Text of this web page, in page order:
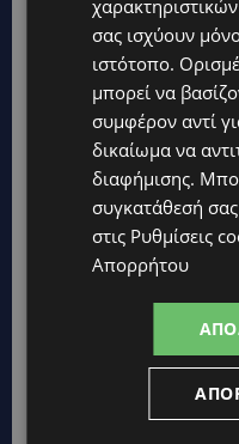
UPDATES
ΦΩΤΟ: Αγνοείται
Αστυνομίας για
σας ισχύουν
ιστότοπο.
μπορεί να
συμφέρον αντί
δικαίωμα να
διαφήμισης.
συγκατάθεσή
στις Ρυθμίσεις
Απορρήτου